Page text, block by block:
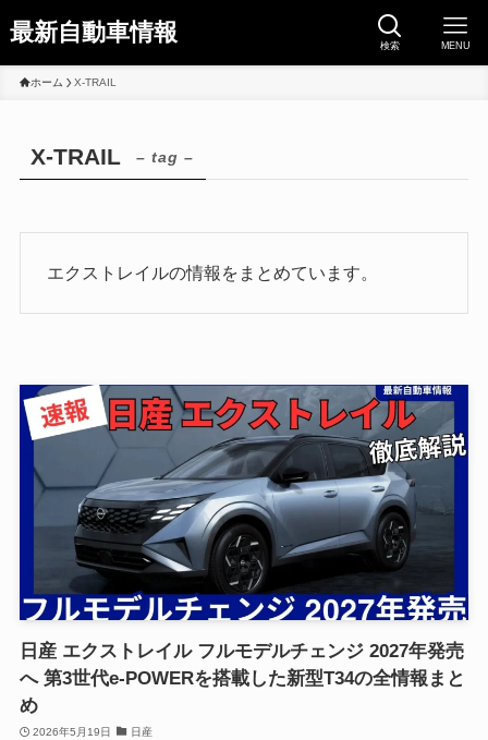
最新自動車情報 検索 MENU
ホーム X-TRAIL
X-TRAIL – tag –
エクストレイルの情報をまとめています。
日産 エクストレイル フルモデルチェンジ 2027年発売
へ 第3世代e-POWERを搭載した新型T34の全情報まと
め
2026年5月19日 日産